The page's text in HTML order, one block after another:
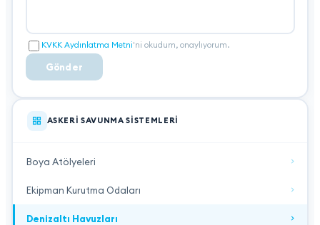
KVKK Aydınlatma Metni'ni okudum, onaylıyorum.
Gönder
ASKERI SAVUNMA SISTEMLERI
Boya Atölyeleri
Ekipman Kurutma Odaları
Denizaltı Havuzları